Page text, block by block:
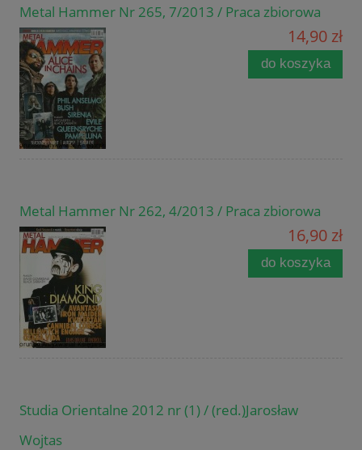
Metal Hammer Nr 265, 7/2013 / Praca zbiorowa
14,90 zł
do koszyka
Metal Hammer Nr 262, 4/2013 / Praca zbiorowa
16,90 zł
do koszyka
Studia Orientalne 2012 nr (1) / (red.)Jarosław
Wojtas